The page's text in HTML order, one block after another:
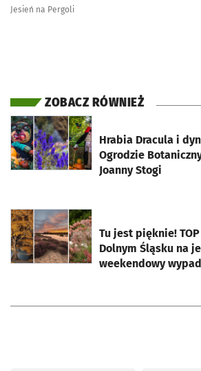
Jesień na Pergoli
ZOBACZ RÓWNIEŻ
Hrabia Dracula i
Ogrodzie
Joanny Stogi
otworzy się w nowej karcie
Tu jest pięknie!
Dolnym Śląsku na
weekendowy wypad
otworzy się w nowej karcie